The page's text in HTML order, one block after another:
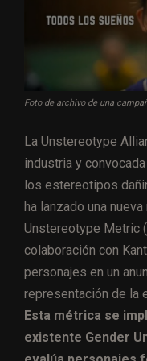
Foto de archivo de una
La Unstereotype
industria y
los estereotipos
ha lanzado una
Unstereotype Metric
colaboración con
personajes en un
representación de la
Esta métrica se
existente Gender